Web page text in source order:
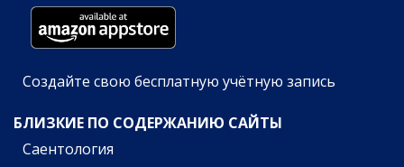
Создайте свою бесплатную учётную запись
БЛИЗКИЕ ПО СОДЕРЖАНИЮ САЙТЫ
Саентология